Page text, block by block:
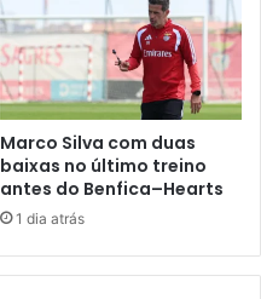
Marco Silva com duas
baixas no último treino
antes do Benfica–Hearts
1 dia atrás